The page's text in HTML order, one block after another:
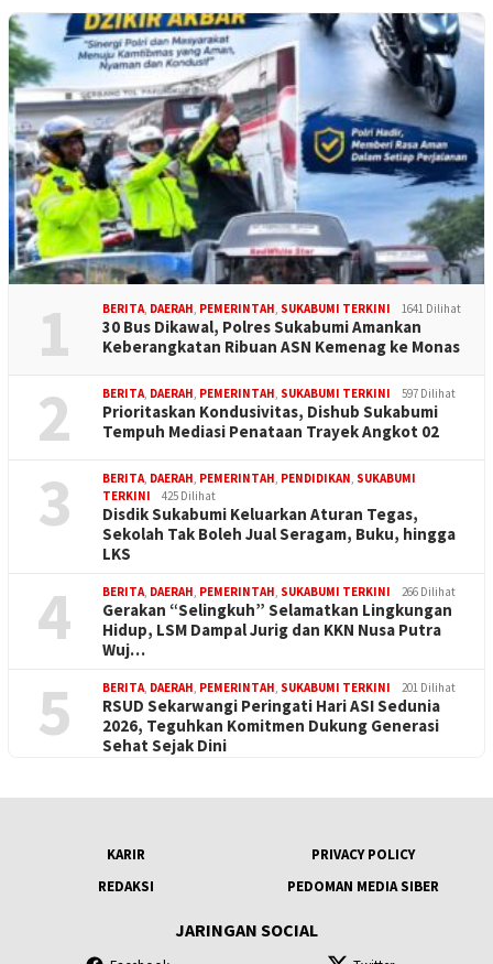
1 BERITA, DAERAH, PEMERINTAH, SUKABUMI TERKINI 1641 Dilihat
30 Bus Dikawal, Polres Sukabumi Amankan
Keberangkatan Ribuan ASN Kemenag ke Monas
2 BERITA, DAERAH, PEMERINTAH, SUKABUMI TERKINI 597 Dilihat
Prioritaskan Kondusivitas, Dishub Sukabumi
Tempuh Mediasi Penataan Trayek Angkot 02
3 BERITA, DAERAH, PEMERINTAH, PENDIDIKAN, SUKABUMI
TERKINI
425 Dilihat
Disdik Sukabumi Keluarkan Aturan Tegas,
Sekolah Tak Boleh Jual Seragam, Buku, hingga
LKS
4 BERITA, DAERAH, PEMERINTAH, SUKABUMI TERKINI 266 Dilihat
Gerakan “Selingkuh” Selamatkan Lingkungan
Hidup, LSM Dampal Jurig dan KKN Nusa Putra
Wuj…
5 BERITA, DAERAH, PEMERINTAH, SUKABUMI TERKINI 201 Dilihat
RSUD Sekarwangi Peringati Hari ASI Sedunia
2026, Teguhkan Komitmen Dukung Generasi
Sehat Sejak Dini
KARIR
PRIVACY POLICY
REDAKSI
PEDOMAN MEDIA SIBER
JARINGAN SOCIAL